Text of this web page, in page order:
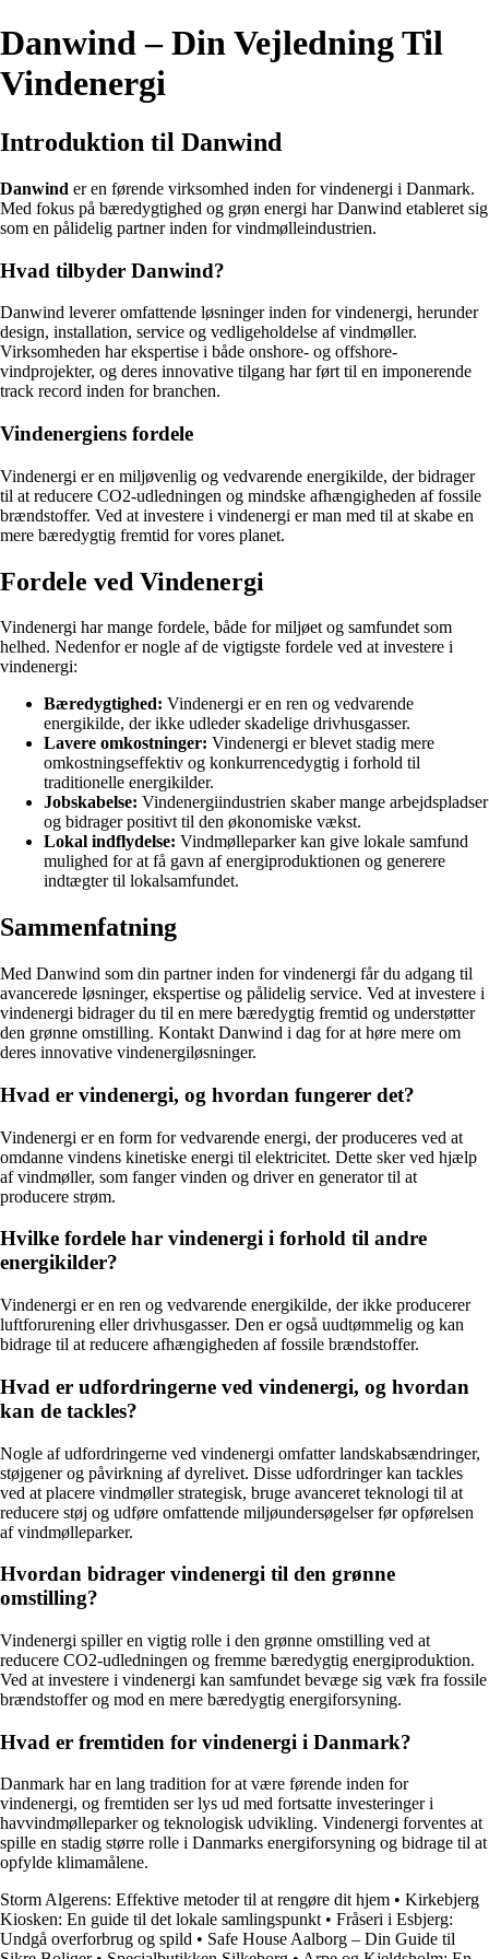
Danwind – Din Vejledning Til
Vindenergi
Introduktion til Danwind
Danwind er en førende virksomhed inden for vindenergi i Danmark.
Med fokus på bæredygtighed og grøn energi har Danwind etableret sig
som en pålidelig partner inden for vindmølleindustrien.
Hvad tilbyder Danwind?
Danwind leverer omfattende løsninger inden for vindenergi, herunder
design, installation, service og vedligeholdelse af vindmøller.
Virksomheden har ekspertise i både onshore- og offshore-
vindprojekter, og deres innovative tilgang har ført til en imponerende
track record inden for branchen.
Vindenergiens fordele
Vindenergi er en miljøvenlig og vedvarende energikilde, der bidrager
til at reducere CO2-udledningen og mindske afhængigheden af fossile
brændstoffer. Ved at investere i vindenergi er man med til at skabe en
mere bæredygtig fremtid for vores planet.
Fordele ved Vindenergi
Vindenergi har mange fordele, både for miljøet og samfundet som
helhed. Nedenfor er nogle af de vigtigste fordele ved at investere i
vindenergi:
Bæredygtighed: Vindenergi er en ren og vedvarende
energikilde, der ikke udleder skadelige drivhusgasser.
Lavere omkostninger: Vindenergi er blevet stadig mere
omkostningseffektiv og konkurrencedygtig i forhold til
traditionelle energikilder.
Jobskabelse: Vindenergiindustrien skaber mange arbejdspladser
og bidrager positivt til den økonomiske vækst.
Lokal indflydelse: Vindmølleparker kan give lokale samfund
mulighed for at få gavn af energiproduktionen og generere
indtægter til lokalsamfundet.
Sammenfatning
Med Danwind som din partner inden for vindenergi får du adgang til
avancerede løsninger, ekspertise og pålidelig service. Ved at investere i
vindenergi bidrager du til en mere bæredygtig fremtid og understøtter
den grønne omstilling. Kontakt Danwind i dag for at høre mere om
deres innovative vindenergiløsninger.
Hvad er vindenergi, og hvordan fungerer det?
Vindenergi er en form for vedvarende energi, der produceres ved at
omdanne vindens kinetiske energi til elektricitet. Dette sker ved hjælp
af vindmøller, som fanger vinden og driver en generator til at
producere strøm.
Hvilke fordele har vindenergi i forhold til andre
energikilder?
Vindenergi er en ren og vedvarende energikilde, der ikke producerer
luftforurening eller drivhusgasser. Den er også uudtømmelig og kan
bidrage til at reducere afhængigheden af fossile brændstoffer.
Hvad er udfordringerne ved vindenergi, og hvordan
kan de tackles?
Nogle af udfordringerne ved vindenergi omfatter landskabsændringer,
støjgener og påvirkning af dyrelivet. Disse udfordringer kan tackles
ved at placere vindmøller strategisk, bruge avanceret teknologi til at
reducere støj og udføre omfattende miljøundersøgelser før opførelsen
af vindmølleparker.
Hvordan bidrager vindenergi til den grønne
omstilling?
Vindenergi spiller en vigtig rolle i den grønne omstilling ved at
reducere CO2-udledningen og fremme bæredygtig energiproduktion.
Ved at investere i vindenergi kan samfundet bevæge sig væk fra fossile
brændstoffer og mod en mere bæredygtig energiforsyning.
Hvad er fremtiden for vindenergi i Danmark?
Danmark har en lang tradition for at være førende inden for
vindenergi, og fremtiden ser lys ud med fortsatte investeringer i
havvindmølleparker og teknologisk udvikling. Vindenergi forventes at
spille en stadig større rolle i Danmarks energiforsyning og bidrage til at
opfylde klimamålene.
Storm Algerens: Effektive metoder til at rengøre dit hjem • Kirkebjerg
Kiosken: En guide til det lokale samlingspunkt• Fråseri i Esbjerg:
Undgå overforbrug og spild • Safe House Aalborg – Din Guide til